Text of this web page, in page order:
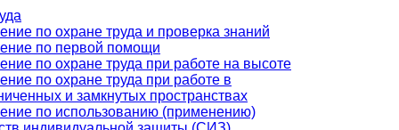
по охране труда и проверка знаний
по первой помощи
по охране труда при работе на высоте
по охране труда при работе в
и замкнутых пространствах
по использованию (применению)